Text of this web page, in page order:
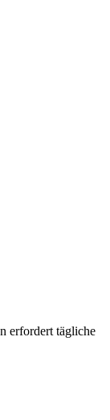
erfordert tägliche